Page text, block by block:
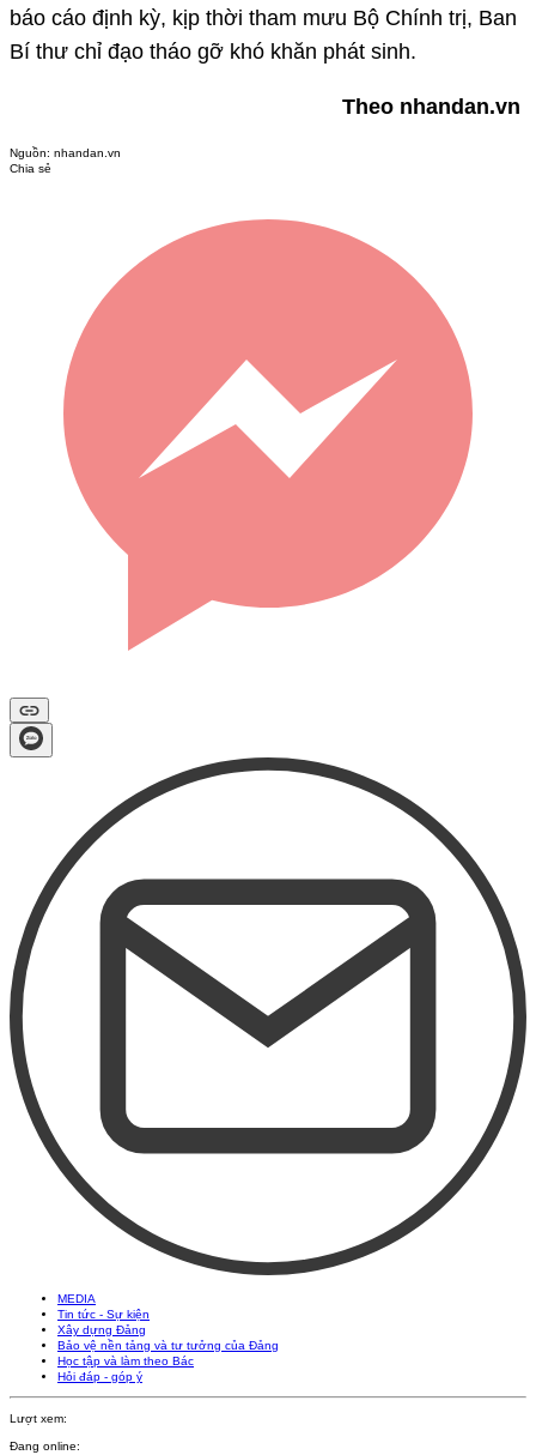
báo cáo định kỳ, kịp thời tham mưu Bộ Chính trị, Ban
Bí thư chỉ đạo tháo gỡ khó khăn phát sinh.
Theo nhandan.vn
Nguồn: nhandan.vn
Chia sẻ
MEDIA
Tin tức - Sự kiện
Xây dựng Đảng
Bảo vệ nền tảng và tư tưởng của Đảng
Học tập và làm theo Bác
Hỏi đáp - góp ý
Lượt xem:
Đang online: